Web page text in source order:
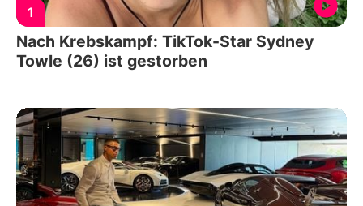
1
Nach Krebskampf: TikTok-Star Sydney
Towle (26) ist gestorben